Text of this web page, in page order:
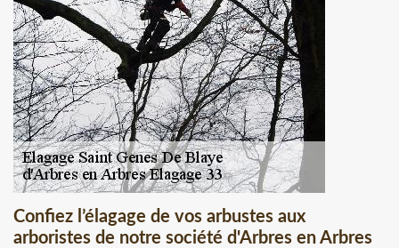
Confiez l’élagage de vos arbustes aux
arboristes de notre société d'Arbres en Arbres